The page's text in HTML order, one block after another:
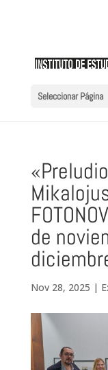
Seleccionar Página
de
Nov 28, 2025 |